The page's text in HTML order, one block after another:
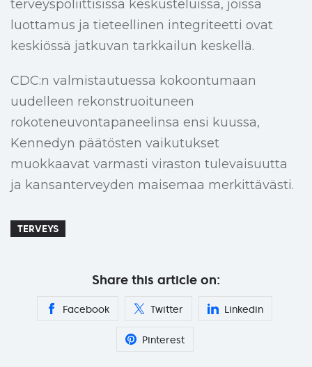
terveyspoliittisissa keskusteluissa, joissa
luottamus ja tieteellinen integriteetti ovat
keskiössä jatkuvan tarkkailun keskellä.
CDC:n valmistautuessa kokoontumaan
uudelleen rekonstruoituneen
rokoteneuvontapaneelinsa ensi kuussa,
Kennedyn päätösten vaikutukset
muokkaavat varmasti viraston tulevaisuutta
ja kansanterveyden maisemaa merkittävästi.
TERVEYS
Share this article on:
Facebook Twitter Linkedin
Pinterest